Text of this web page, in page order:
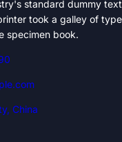
standard dummy text
took a galley of type
specimen book.
China